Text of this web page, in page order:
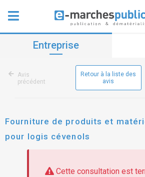
Entreprise
Avis
précédent
Retour à la liste des
avis
Fourniture de produits et
pour logis cévenols
Cette consultation est